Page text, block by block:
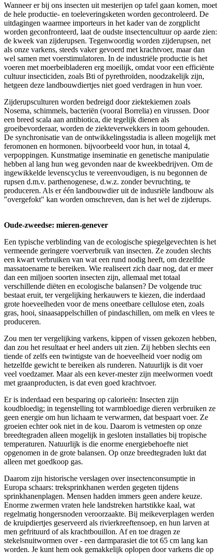
Wanneer er bij ons insecten uit mesterijen op tafel gaan komen, moet
de hele productie- en toeleveringsketen worden gecontroleerd. De
uitdagingen waarmee importeurs in het kader van de zorgplicht
worden geconfronteerd, laat de oudste insectencultuur op aarde zien:
de kweek van zijderupsen. Tegenwoordig worden zijderupsen, net
als onze varkens, steeds vaker gevoerd met krachtvoer, maar dan
wel samen met voerstimulatoren. In de industriële productie is het
voeren met moerbeibladeren erg moeilijk, omdat voor een efficiënte
cultuur insecticiden, zoals Bti of pyrethroïden, noodzakelijk zijn,
hetgeen deze landbouwdiertjes niet goed verdragen in hun voer.
Zijderupsculturen worden bedreigd door ziektekiemen zoals
Nosema, schimmels, bacteriën (vooral Borrelia) en virussen. Door
een breed scala aan antibiotica, die tegelijk dienen als
groeibevorderaar, worden de ziekteverwekkers in toom gehouden.
De synchronisatie van de ontwikkelingsstadia is alleen mogelijk met
feromonen en hormonen. bijvoorbeeld voor hun, in totaal 4,
verpoppingen. Kunstmatige inseminatie en genetische manipulatie
hebben al lang hun weg gevonden naar de kweekbedrijven. Om de
ingewikkelde levenscyclus te vereenvoudigen, is nu begonnen de
rupsen d.m.v. parthenogenese, d.w.z. zonder bevruchting, te
produceren. Als er één landbouwdier uit de indusriële landbouw als
"overgefokt" kan worden omschreven, dan is het wel de zijderups.
Oude-zweedse: mieren-genever
Een typische verblinding van de ecologische spiegelgevechten is het
vermeende geringere voerverbruik van insecten. Ze zouden slechts
een kwart verbruiken van wat een rund nodig heeft, om dezelfde
massatoename te bereiken. Wie realiseert zich daar nog, dat er meer
dan een miljoen soorten insecten zijn, allemaal met totaal
verschillende diëten en ecologische balansen? De volgende truc
bestaat eruit, ter vergelijking herkauwers te kiezen, die inderdaad
grote hoeveelheden voor de mens oneetbare cellulose eten, zoals
gras, hooi, sinaasappelschillen of pindaschillen, om melk en vlees te
produceren.
Zou men ter vergelijking varkens, kippen of vissen gekozen hebben,
dan zou het resultaat er heel anders uit zien. Zij hebben slechts een
tiende of zelfs een twintigste van de hoeveelheid voer nodig om
hetzelfde gewicht te bereiken als runderen. Natuurlijk is dit voer
veel voedzamer. Maar als een kever-mester zijn meelwormen voedt
met graanproducten, is dat even goed krachtvoer.
Er is inderdaad een besparing op calorieën: Insecten zijn
koudbloedig; in tegenstelling tot warmbloedige dieren verbruiken ze
geen energie om hun lichaam te verwarmen, dat bespaart voer. Ze
groeien echter ook niet in de kou. Daarom is vetmesten op onze
breedtegraden alleen mogelijk in gesloten installaties bij tropische
temperaturen. Natuurlijk is die enorme energiebehoefte niet
opgenomen in de grote balansen. Op onze breedtegraden lukt dat
alleen met goedkoop gas.
Daarom zijn historische verslagen over insectenconsumptie in
Europa schaars: treksprinkhanen werden gegeten tijdens
sprinkhanenplagen. Mensen hadden immers geen andere keuze.
Enorme zwermen vraten hele landstreken hartstikke kaal, wat
regelmatig hongersnoden veroorzaakte. Bij meikeverplagen werden
de kruipdiertjes geserveerd als rivierkreeftensoep, en hun larven at
men gefrituurd of als krachtbouillon. Af en toe dragen ze
stekelsnuitwormen over - een darmparasiet die tot 65 cm lang kan
worden. Je kunt hem ook gemakkelijk oplopen door varkens die op